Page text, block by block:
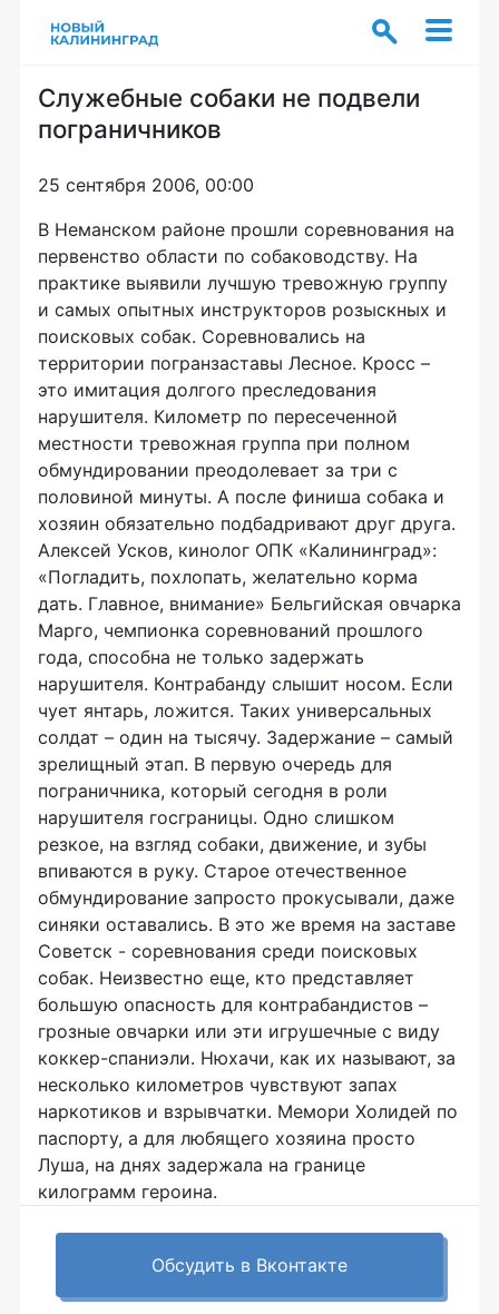
Служебные собаки не подвели
пограничников
25 сентября 2006, 00:00
В Неманском районе прошли соревнования на
первенство области по собаководству. На
практике выявили лучшую тревожную группу
и самых опытных инструкторов розыскных и
поисковых собак. Соревновались на
территории погранзаставы Лесное. Кросс –
это имитация долгого преследования
нарушителя. Километр по пересеченной
местности тревожная группа при полном
обмундировании преодолевает за три с
половиной минуты. А после финиша собака и
хозяин обязательно подбадривают друг друга.
Алексей Усков, кинолог ОПК «Калининград»:
«Погладить, похлопать, желательно корма
дать. Главное, внимание» Бельгийская овчарка
Марго, чемпионка соревнований прошлого
года, способна не только задержать
нарушителя. Контрабанду слышит носом. Если
чует янтарь, ложится. Таких универсальных
солдат – один на тысячу. Задержание – самый
зрелищный этап. В первую очередь для
пограничника, который сегодня в роли
нарушителя госграницы. Одно слишком
резкое, на взгляд собаки, движение, и зубы
впиваются в руку. Старое отечественное
обмундирование запросто прокусывали, даже
синяки оставались. В это же время на заставе
Советск - соревнования среди поисковых
собак. Неизвестно еще, кто представляет
большую опасность для контрабандистов –
грозные овчарки или эти игрушечные с виду
коккер-спаниэли. Нюхачи, как их называют, за
несколько километров чувствуют запах
наркотиков и взрывчатки. Мемори Холидей по
паспорту, а для любящего хозяина просто
Луша, на днях задержала на границе
килограмм героина.
Обсудить в Вконтакте